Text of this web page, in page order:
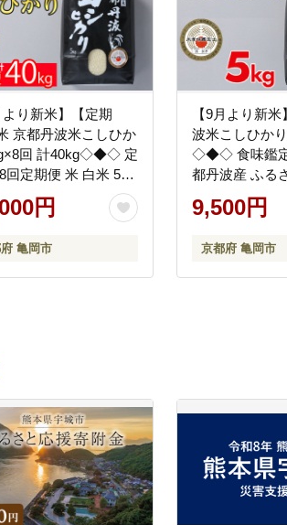
より新米】【定期
京都丹波米こしひか
回 計40kg◇◆◇ 定
回定期便 米 白米 5kg
※精米したてをお届
・食味鑑定士厳選
円
亀岡市
【9月より新
波米こしひか
◇◆◇ 食味鑑
都丹波産 ふる
※精米したてを
9,500円
京都府 亀岡市